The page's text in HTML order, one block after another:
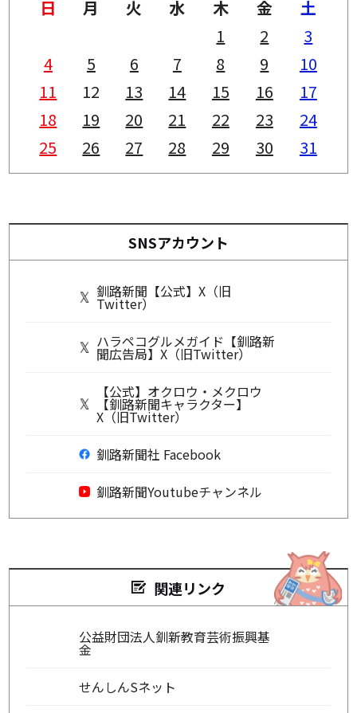
日 月 火 水 木 金
土
1
2
3
4
5 6 7 8 9
10
11
12 13 14 15 16
17
18
19 20 21 22 23
24
25
26 27 28 29 30 31
SNSアカウント
釧路新聞【公式】X（旧
Twitter）
ハラペコグルメガイド【釧路新
聞広告局】X（旧Twitter）
【公式】オクロウ・メクロウ
【釧路新聞キャラクター】
X（旧Twitter）
釧路新聞社 Facebook
釧路新聞Youtubeチャンネル
関連リンク
公益財団法人釧新教育芸術振興基
金
せんしんSネット